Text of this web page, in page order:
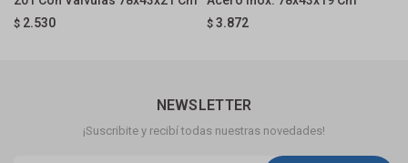
$ 2.530 $ 3.872
NEWSLETTER
¡Suscribite y recibí todas nuestras novedades!